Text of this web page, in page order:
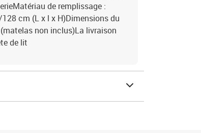
de remplissage :
cm (L x l x H)Dimensions du
non inclus)La livraison
de lit